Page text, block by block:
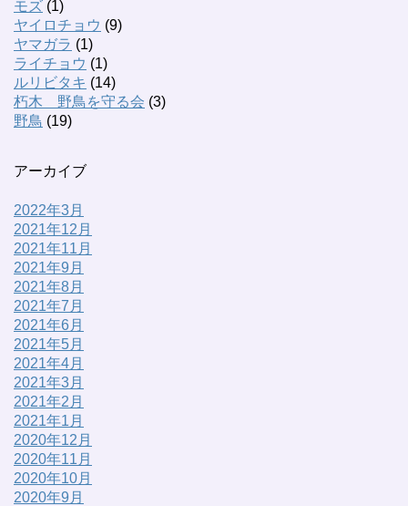
モズ (1)
ヤイロチョウ (9)
ヤマガラ (1)
ライチョウ (1)
ルリビタキ (14)
朽木 野鳥を守る会 (3)
野鳥 (19)
アーカイブ
2022年3月
2021年12月
2021年11月
2021年9月
2021年8月
2021年7月
2021年6月
2021年5月
2021年4月
2021年3月
2021年2月
2021年1月
2020年12月
2020年11月
2020年10月
2020年9月